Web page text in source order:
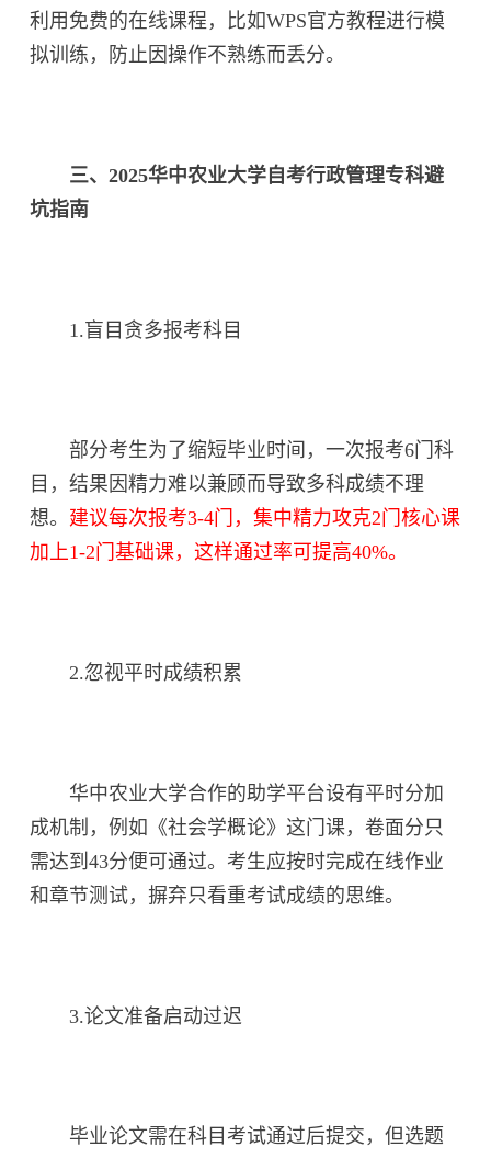
利用免费的在线课程，比如WPS官方教程进行模
拟训练，防止因操作不熟练而丢分。
三、2025华中农业大学自考行政管理专科避
坑指南
1.盲目贪多报考科目
部分考生为了缩短毕业时间，一次报考6门科
目，结果因精力难以兼顾而导致多科成绩不理
想。 建议每次报考3-4门，集中精力攻克2门核心课
加上1-2门基础课，这样通过率可提高40%。
2.忽视平时成绩积累
华中农业大学合作的助学平台设有平时分加
成机制，例如《社会学概论》这门课，卷面分只
需达到43分便可通过。考生应按时完成在线作业
和章节测试，摒弃只看重考试成绩的思维。
3.论文准备启动过迟
毕业论文需在科目考试通过后提交，但选题